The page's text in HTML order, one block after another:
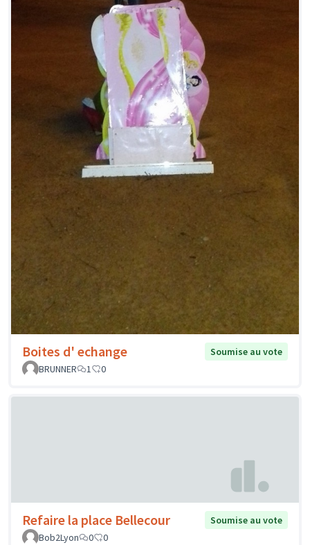
Boites d' echange
Soumise au vote
BRUNNER
1 0
Refaire la place Bellecour
Soumise au vote
Bob2Lyon
0 0